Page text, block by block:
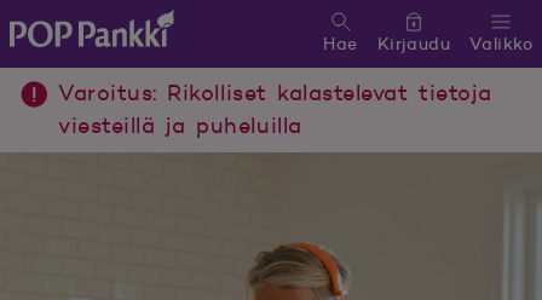
POP Pankki, etusivulle
Valikko
Hae Kirjaudu
Varoitus: Rikolliset kalastelevat tietoja
viesteillä ja puheluilla